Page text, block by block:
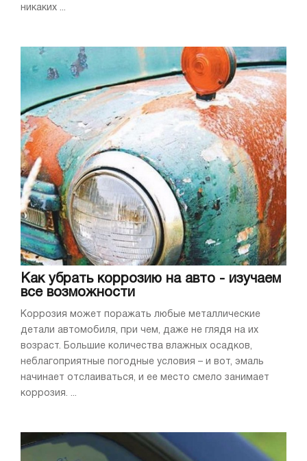
никаких ...
Как убрать коррозию на авто - изучаем
все возможности
Коррозия может поражать любые металлические
детали автомобиля, при чем, даже не глядя на их
возраст. Большие количества влажных осадков,
неблагоприятные погодные условия – и вот, эмаль
начинает отслаиваться, и ее место смело занимает
коррозия. ...